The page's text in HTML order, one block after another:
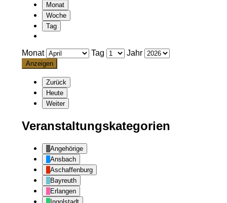
Monat
Woche
Tag
Monat Tag Jahr
Zurück
Heute
Weiter
Veranstaltungskategorien
Angehörige
Ansbach
Aschaffenburg
Bayreuth
Erlangen